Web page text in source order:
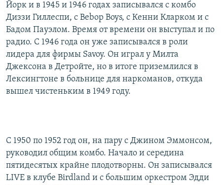
Йорк и в 1945 и 1946 годах записывался с комбо
Диззи Гиллеспи, с Bebop Boys, с Кенни Кларком и с
Бадом Пауэлом. Время от времени он выступал и по
радио. С 1946 года он уже записывался в роли
лидера для фирмы Savoy. Он играл у Милта
Джексона в Детройте, но в итоге приземлился в
Лексингтоне в больнице для наркоманов, откуда
вышел чистеньким в 1949 году.
С 1950 по 1952 год он, на пару с Джином Эммонсом,
руководил общим комбо. Начало и середина
пятидесятых крайне плодотворны. Он записывался
LIVE в клубе Birdland и с большим оркестром Эдди